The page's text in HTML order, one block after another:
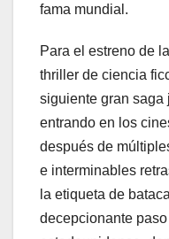
fama mundial.
Para el estreno de
thriller de ciencia
siguiente gran saga
entrando en los
después de
e interminables
la etiqueta de
decepcionante